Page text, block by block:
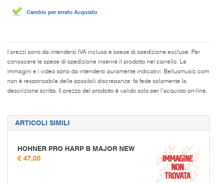
Cambio per errato Acquisto
I prezzi sono da intendersi IVA inclusa e spese di spedizione escluse. Per
conoscere le spese di spedizione inserire il prodotto nel carrello. Le
immagini e i video sono da intendersi puramente indicativi. Bellusmusic.com
non è responsabile delle possibili discrepanze: fa fede solamente la
descrizione scritta. Il prezzo del prodotto è valido solo per l'acquisto on-line.
ARTICOLI SIMILI
HOHNER PRO HARP B MAJOR NEW
€ 47,00